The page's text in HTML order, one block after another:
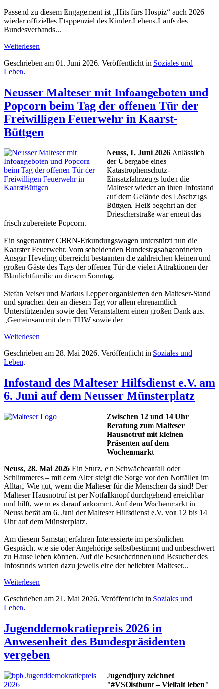
Passend zu diesem Engagement ist „Hits fürs Hospiz“ auch 2026
wieder offizielles Etappenziel des Kinder-Lebens-Laufs des
Bundesverbands...
Weiterlesen
Geschrieben am 01. Juni 2026. Veröffentlicht in Soziales und
Leben.
Neusser Malteser mit Infoangeboten und
Popcorn beim Tag der offenen Tür der
Freiwilligen Feuerwehr in Kaarst-
Büttgen
Neuss, 1. Juni 2026 Anlässlich
der Übergabe eines
Katastrophenschutz-
Einsatzfahrzeugs luden die
Malteser wieder an ihren Infostand
auf dem Gelände des Löschzugs
Büttgen. Heiß begehrt an der
Driescherstraße war erneut das
frisch zubereitete Popcorn.
Ein sogenannter CBRN-Erkundungswagen unterstützt nun die
Kaarster Feuerwehr. Vom scheidenden Bundestagsabgeordneten
Ansgar Heveling überreicht bestaunten die zahlreichen kleinen und
großen Gäste des Tags der offenen Tür die vielen Attraktionen der
Blaulichtfamilie an diesem Sonntag.
Stefan Veiser und Markus Lepper organisierten den Malteser-Stand
und sprachen den an diesem Tag vor allem ehrenamtlich
Unterstützenden sowie den Veranstaltern einen großen Dank aus.
„Gemeinsam mit dem THW sowie der...
Weiterlesen
Geschrieben am 28. Mai 2026. Veröffentlicht in Soziales und
Leben.
Infostand des Malteser Hilfsdienst e.V. am
6. Juni auf dem Neusser Münsterplatz
Zwischen 12 und 14 Uhr
Beratung zum Malteser
Hausnotruf mit kleinen
Präsenten auf dem
Wochenmarkt
Neuss, 28. Mai 2026 Ein Sturz, ein Schwächeanfall oder
Schlimmeres – mit dem Alter steigt die Sorge vor den Notfällen im
Alltag. Wie gut, wenn die Malteser für die Menschen da sind! Der
Malteser Hausnotruf ist per Notfallknopf durchgehend erreichbar
und hilft, wenn es darauf ankommt. Auf dem Wochenmarkt in
Neuss berät am 6. Juni der Malteser Hilfsdienst e.V. von 12 bis 14
Uhr auf dem Münsterplatz.
Am diesem Samstag erfahren Interessierte im persönlichen
Gespräch, wie sie oder Angehörige selbstbestimmt und unbeschwert
zu Hause leben können. Auf die Besucherinnen und Besucher des
Infostands warten dazu jeweils eine der beliebten Malteser...
Weiterlesen
Geschrieben am 21. Mai 2026. Veröffentlicht in Soziales und
Leben.
Jugenddemokratiepreis 2026 in
Anwesenheit des Bundespräsidenten
vergeben
Jugendjury zeichnet
"#VSOistbunt – Vielfalt leben"